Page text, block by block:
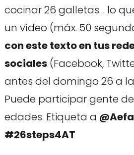
cocinar 26 galletas… lo
un vídeo (máx. 50
con este texto en tus
sociales(Facebook,
antes del domingo 26 a
Puede participar gente
edades. Etiqueta a
#26steps4AT